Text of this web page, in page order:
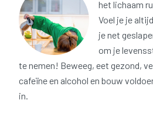
het lichaam
Voel je je
je net
om je
te nemen! Beweeg, eet gezond,
cafeïne en alcohol en bouw
in.